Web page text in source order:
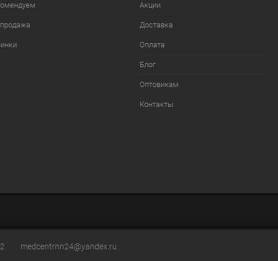
Акции
Доставка
Оплата
Блог
Оптовикам
Контакты
medcentrnn24@yandex.ru